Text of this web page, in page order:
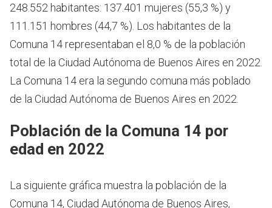
248.552 habitantes: 137.401 mujeres (55,3 %) y
111.151 hombres (44,7 %). Los habitantes de la
Comuna 14 representaban el 8,0 % de la población
total de la Ciudad Autónoma de Buenos Aires en 2022.
La Comuna 14 era la segundo comuna más poblado
de la Ciudad Autónoma de Buenos Aires en 2022.
Población de la Comuna 14 por
edad en 2022
La siguiente gráfica muestra la población de la
Comuna 14, Ciudad Autónoma de Buenos Aires,